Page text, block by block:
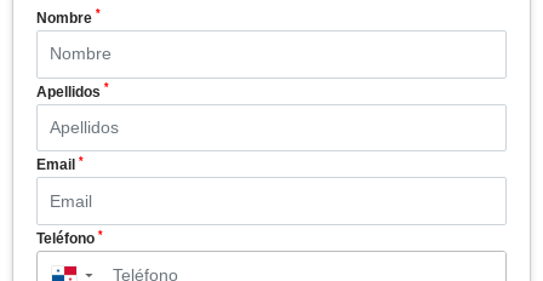
Nombre *
Apellidos *
Email *
Teléfono *
▼